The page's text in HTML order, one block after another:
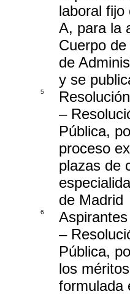
laboral
A, para la
Cuerpo
de
y se
5
–
Pública,
proceso
plazas de
de Madrid
6
–
Pública,
los
formulada